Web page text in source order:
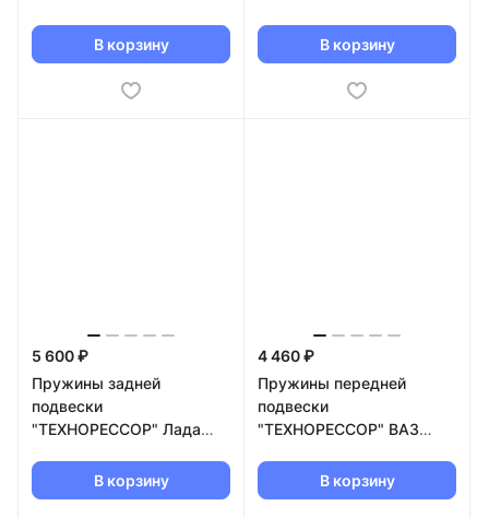
В корзину В корзину
5 600 ₽
Пружины задней
подвески
"ТЕХНОРЕССОР" Лада
(красные)В корзину
4 460 ₽
Пружины передней
подвески
"ТЕХНОРЕССОР" ВАЗ
-120мм (черные)
В корзину